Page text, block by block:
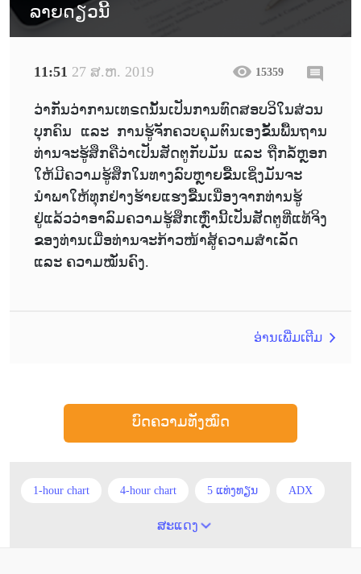
ລາຍດຽວນີ້
11:51 27 ສ.ຫ. 2019 15359
ວ່າກັນວ່າການເທຣດນັ້ນເປັນການທົດສອບວິໃນສ່ວນ
ບຸກຄົນ ແລະ ການຮູ້ຈັກຄວບຄຸມຕົນເອງຂັ້ນພື້ນຖານ
ທ່ານຈະຮູ້ສຶກຄືວ່າເປັນສັດຕູກັບມັນ ແລະ ຖືກລໍ້ຫຼອກ
ໃຫ້ມີຄວາມຮູ້ສຶກໃນທາງລົບຫຼາຍຂື້ນເຊິ່ງມັນຈະ
ນຳພາໃຫ້ທຸກຢ່າງຮ້າຍແຮງຂື້ນເນື່ອງຈາກທ່ານຮູ້
ຢູ່ແລ້ວວ່າອາລົມຄວາມຮູ້ສຶກເຫຼົ່ານີ້ເປັນສັດຕູທີ່ແທ້ຈິງ
ຂອງທ່ານເມື່ອທ່ານຈະກ້າວໜ້າສູ້ຄວາມສຳເລັດ
ແລະ ຄວາມໝັ່ນຄົງ.
ອ່ານເພີ່ມເຕີມ
ບົດຄວາມທັງໝົດ
1-hour chart 4-hour chart 5 ແທ່ງທຽນ ADX
Alexander Elder
ສະແດງ